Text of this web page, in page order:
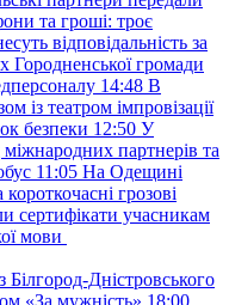
та гроші: троє
відповідальність за
Городненської громади
14:48 В
із театром імпровізації
безпеки 12:50 У
міжнародних партнерів та
11:05 На Одещині
грозові
сертифікати учасникам
мови
Дністровського
«За мужність» 18:00